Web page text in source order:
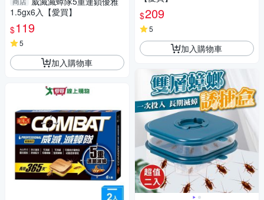
1.5gx6入【愛買】
$119
5
加入購物車
$209
5
加入購物車